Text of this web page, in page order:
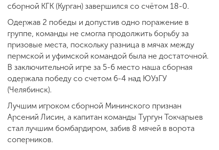
сборной КГК (Курган) завершился со счётом 18-0.
Одержав 2 победы и допустив одно поражение в
группе, команды не смогла продолжить борьбу за
призовые места, поскольку разница в мячах между
пермской и уфимской командой была не достаточной.
В заключительной игре за 5-6 место наша сборная
одержала победу со счетом 6-4 над ЮУзГУ
(Челябинск).
Лучшим игроком сборной Мининского признан
Арсений Лисин, а капитан команды Тургун Токчарыев
стал лучшим бомбардиром, забив 8 мячей в ворота
соперников.